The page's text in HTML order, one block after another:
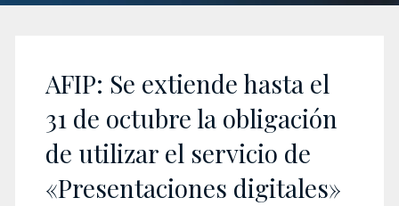
AFIP: Se extiende hasta el
31 de octubre la obligación
de utilizar el servicio de
«Presentaciones digitales»